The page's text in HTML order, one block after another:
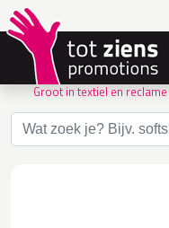
Groot in textiel en reclame